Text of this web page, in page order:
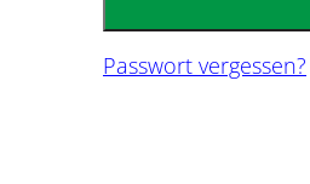
Passwort vergessen?